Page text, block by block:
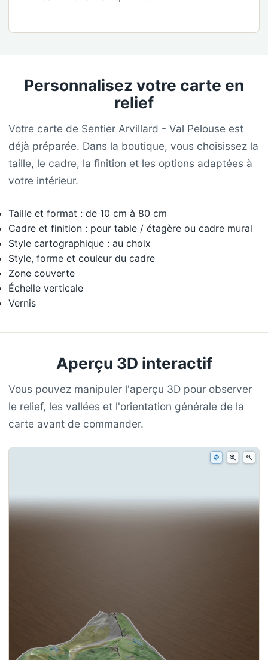
Personnalisez votre carte en
relief
Votre carte de Sentier Arvillard - Val Pelouse est
déjà préparée. Dans la boutique, vous choisissez la
taille, le cadre, la finition et les options adaptées à
votre intérieur.
Taille et format : de 10 cm à 80 cm
Cadre et finition : pour table / étagère ou cadre mural
Style cartographique : au choix
Style, forme et couleur du cadre
Zone couverte
Échelle verticale
Vernis
Aperçu 3D interactif
Vous pouvez manipuler l'aperçu 3D pour observer
le relief, les vallées et l'orientation générale de la
carte avant de commander.